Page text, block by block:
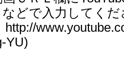
どで入力してくだ
http://
YU)